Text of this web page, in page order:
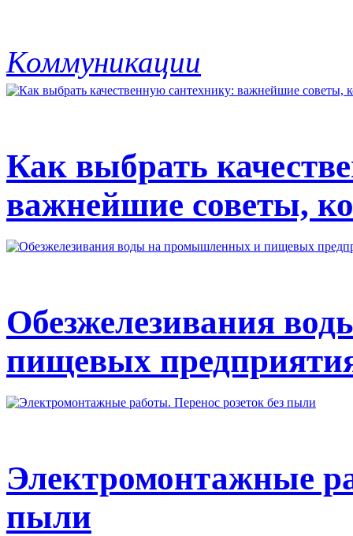
Коммуникации
Как выбрать
важнейшие советы,
Обезжелезивания
пищевых
Электромонтажные
пыли